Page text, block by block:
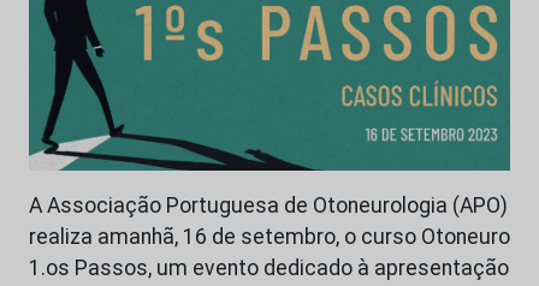
A Associação Portuguesa de Otoneurologia (APO)
realiza amanhã, 16 de setembro, o curso Otoneuro
1.os Passos, um evento dedicado à apresentação